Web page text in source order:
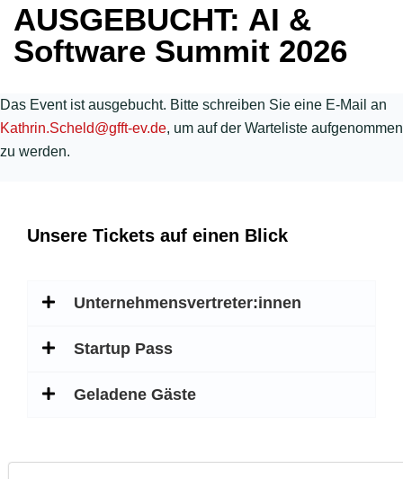
AUSGEBUCHT: AI &
Software Summit 2026
Das Event ist ausgebucht. Bitte schreiben Sie eine E-Mail an
Kathrin.Scheld@gfft-ev.de, um auf der Warteliste aufgenommen
zu werden.
Unsere Tickets auf einen Blick
Unternehmensvertreter:innen
Startup Pass
Geladene Gäste